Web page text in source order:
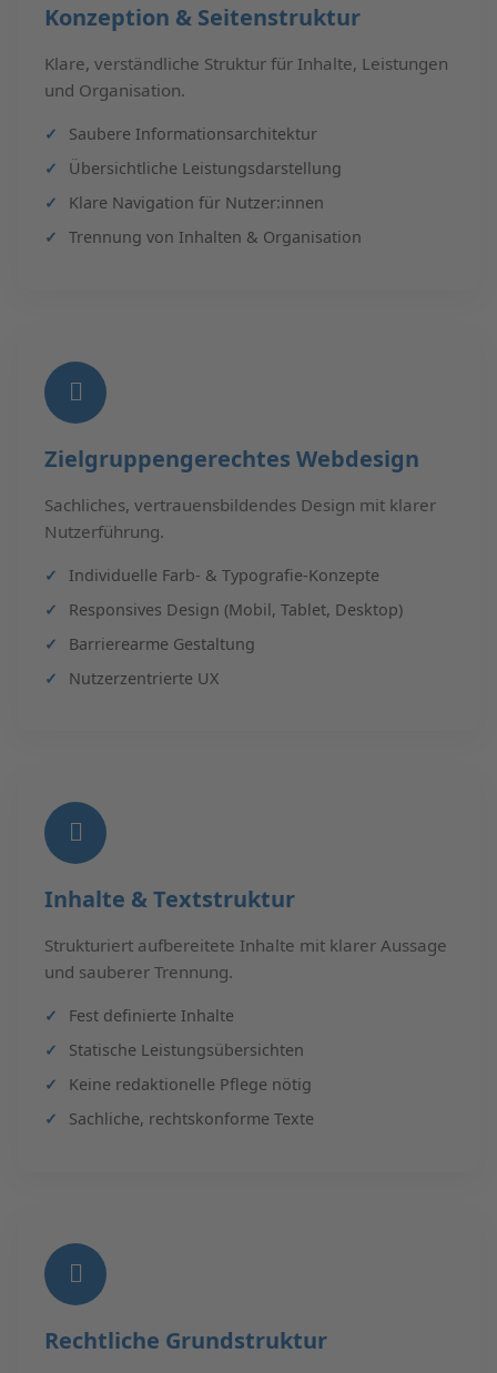
Konzeption & Seitenstruktur
Klare, verständliche Struktur für Inhalte, Leistungen
und Organisation.
Saubere Informationsarchitektur
Übersichtliche Leistungsdarstellung
Klare Navigation für Nutzer:innen
Trennung von Inhalten & Organisation
Zielgruppengerechtes Webdesign
Sachliches, vertrauensbildendes Design mit klarer
Nutzerführung.
Individuelle Farb- & Typografie-Konzepte
Responsives Design (Mobil, Tablet, Desktop)
Barrierearme Gestaltung
Nutzerzentrierte UX
Inhalte & Textstruktur
Strukturiert aufbereitete Inhalte mit klarer Aussage
und sauberer Trennung.
Fest definierte Inhalte
Statische Leistungsübersichten
Keine redaktionelle Pflege nötig
Sachliche, rechtskonforme Texte
Rechtliche Grundstruktur